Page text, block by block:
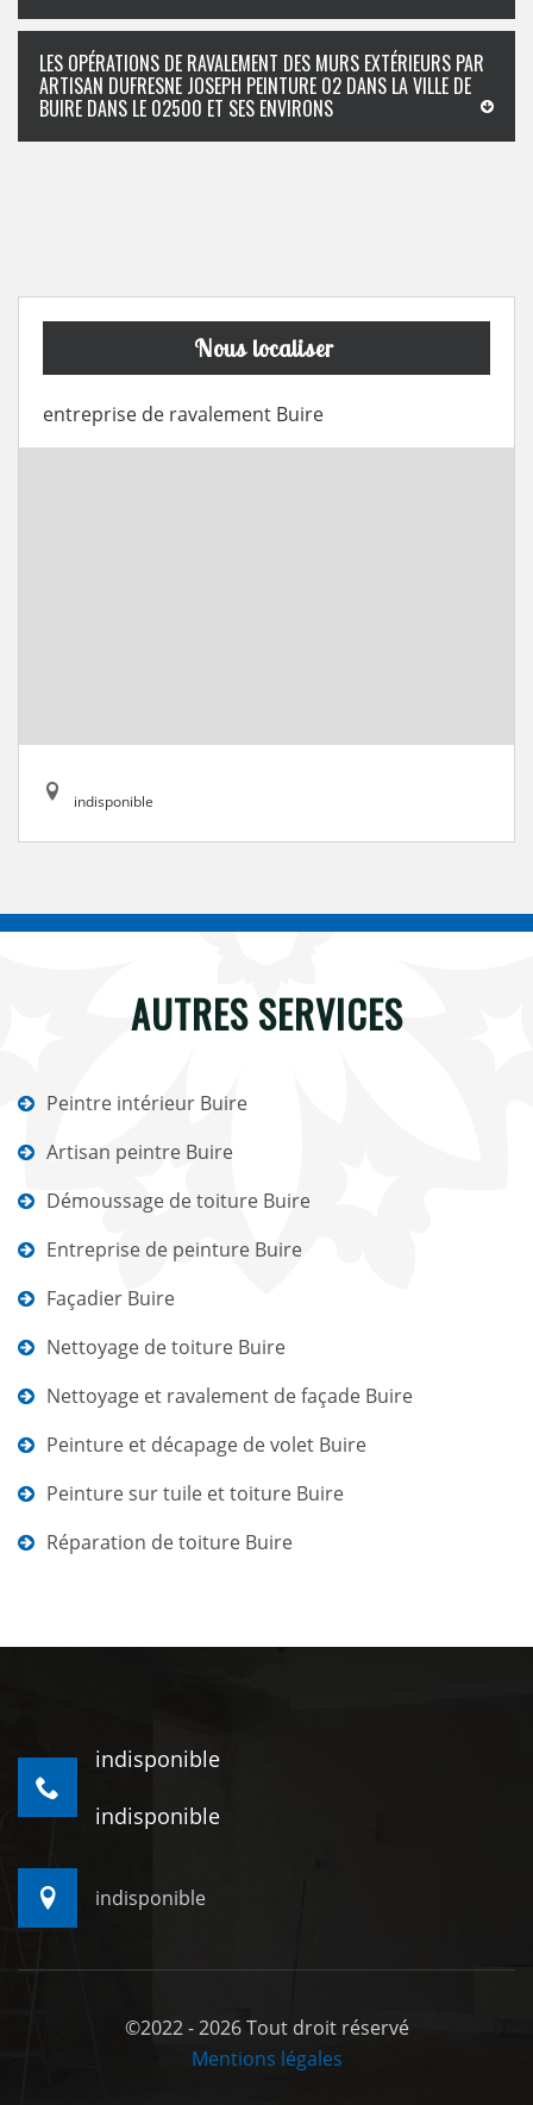
LES OPÉRATIONS DE RAVALEMENT DES MURS EXTÉRIEURS PAR
ARTISAN DUFRESNE JOSEPH PEINTURE 02 DANS LA VILLE DE
BUIRE DANS LE 02500 ET SES ENVIRONS
Nous localiser
entreprise de ravalement Buire
indisponible
AUTRES SERVICES
Peintre intérieur Buire
Artisan peintre Buire
Démoussage de toiture Buire
Entreprise de peinture Buire
Façadier Buire
Nettoyage de toiture Buire
Nettoyage et ravalement de façade Buire
Peinture et décapage de volet Buire
Peinture sur tuile et toiture Buire
Réparation de toiture Buire
indisponible
indisponible
indisponible
©2022 - 2026 Tout droit réservé
Mentions légales